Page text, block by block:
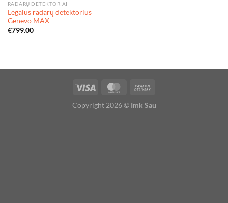
RADARŲ DETEKTORIAI
Legalus radarų detektorius
Genevo MAX
€799.00
Copyright 2026 © Imk Sau